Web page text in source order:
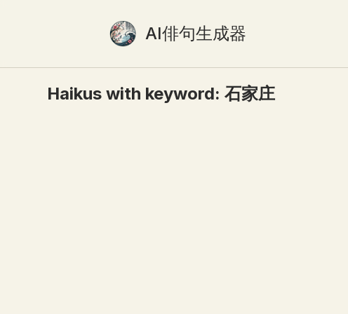
AI俳句生成器
Haikus with keyword:石家庄